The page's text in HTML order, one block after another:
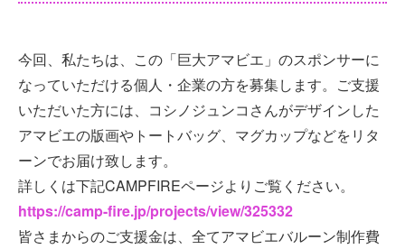
今回、私たちは、この「巨大アマビエ」のスポンサーに
なっていただける個人・企業の方を募集します。ご支援
いただいた方には、コシノジュンコさんがデザインした
アマビエの版画やトートバッグ、マグカップなどをリタ
ーンでお届け致します。
詳しくは下記CAMPFIREページよりご覧ください。
https://camp-fire.jp/projects/view/325332
皆さまからのご支援金は、全てアマビエバルーン制作費